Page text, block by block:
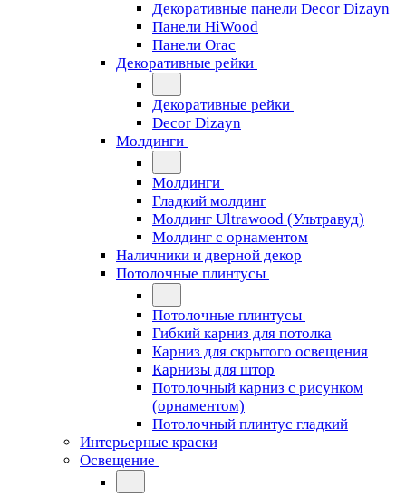
Декоративные панели Decor Dizayn
Панели HiWood
Панели Orac
Декоративные рейки
Декоративные рейки
Decor Dizayn
Молдинги
Молдинги
Гладкий молдинг
Молдинг Ultrawood (Ультравуд)
Молдинг с орнаментом
Наличники и дверной декор
Потолочные плинтусы
Потолочные плинтусы
Гибкий карниз для потолка
Карниз для скрытого освещения
Карнизы для штор
Потолочный карниз с рисунком
(орнаментом)
Потолочный плинтус гладкий
Интерьерные краски
Освещение